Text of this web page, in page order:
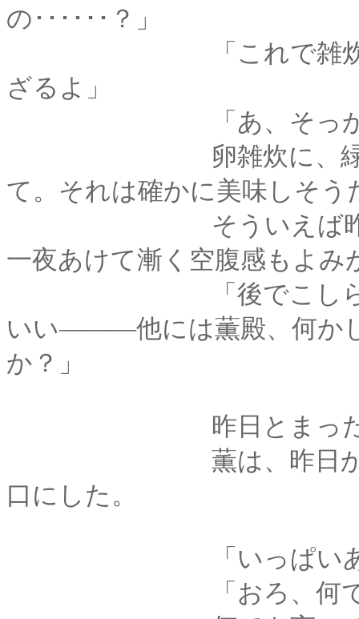
の･･････？」
「これで雑炊を作り
ざるよ」
「あ、そっか･･
卵雑炊に、緑のあさ
て。それは確かに美味しそう
そういえば昨日から
一夜あけて漸く空腹感もよみ
「後でこしらえるゆ
いい―――他には薫殿、何か
か？」
昨日とまったく
薫は、昨日から夢う
口にした。
「いっぱいあ
「おろ、何でご